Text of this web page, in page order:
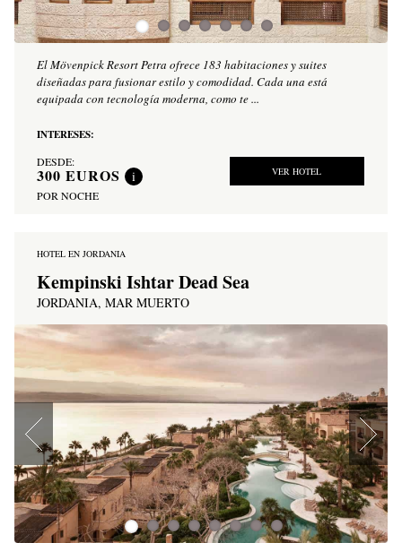
El Mövenpick Resort Petra ofrece 183 habitaciones y suites
diseñadas para fusionar estilo y comodidad. Cada una está
equipada con tecnología moderna, como te ...
INTERESES:
DESDE:
300 EUROS i
POR NOCHE
VER HOTEL
HOTEL EN JORDANIA
Kempinski Ishtar Dead Sea
JORDANIA, MAR MUERTO